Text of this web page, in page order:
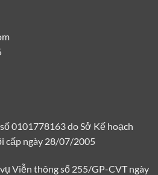
0101778163 do Sở Kế hoạch
cấp ngày 28/07/2005
Viễn thông số 255/GP-CVT ngày